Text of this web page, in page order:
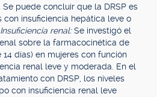
puede concluir que la DRSP es
insuficiencia hepática leve o
Insuficiencia renal:Se investigó el
sobre la farmacocinética de
días) en mujeres con función
renal leve y moderada. En el
con DRSP, los niveles
con insuficiencia renal leve